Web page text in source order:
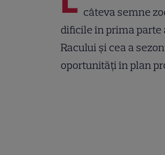
câteva semne
dificile în prima parte
Racului și cea a
oportunități în plan